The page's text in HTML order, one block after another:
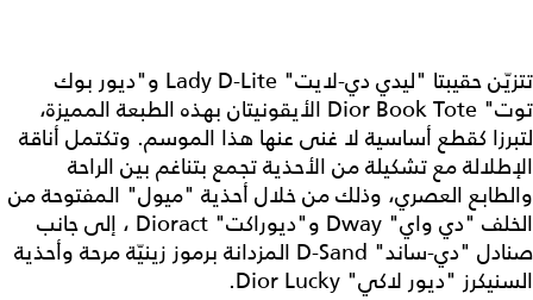
تتزيّن حقيبتا "ليدي دي-لايت" Lady D-Lite و"ديور بوك
توت" Dior Book Tote الأيقونيتان بهذه الطبعة المميزة،
لتبرزا كقطع أساسية لا غنى عنها هذا الموسم. وتكتمل أناقة
الإطلالة مع تشكيلة من الأحذية تجمع بتناغم بين الراحة
والطابع العصري، وذلك من خلال أحذية "ميول" المفتوحة من
الخلف "دي واي" Dway و"ديوراكت" Dioract ، إلى جانب
صنادل "دي-ساند" D-Sand المزدانة برموز زينيّة مرحة وأحذية
السنيكرز "ديور لاكي" Dior Lucky.